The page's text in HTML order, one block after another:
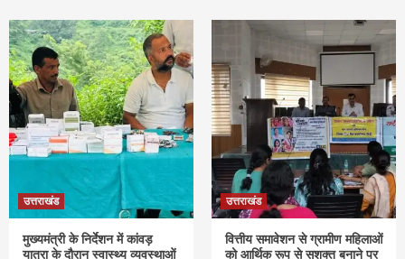
उत्तराखंड
मुख्यमंत्री के निर्देशन में कांवड़
यात्रा के दौरान स्वास्थ्य व्यवस्थाओं
उत्तराखंड
वित्तीय समावेशन से ग्रामीण महिलाओं
को आर्थिक रूप से सशक्त बनाने पर